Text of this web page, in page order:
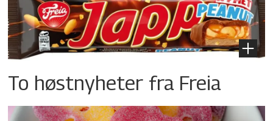
To høstnyheter fra Freia